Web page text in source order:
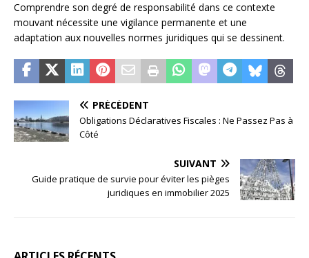
Comprendre son degré de responsabilité dans ce contexte
mouvant nécessite une vigilance permanente et une
adaptation aux nouvelles normes juridiques qui se dessinent.
PRÉCÉDENT
Obligations Déclaratives Fiscales : Ne Passez Pas à
Côté
SUIVANT
Guide pratique de survie pour éviter les pièges
juridiques en immobilier 2025